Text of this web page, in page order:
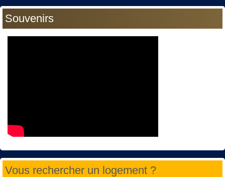
Souvenirs
Vous rechercher un logement ?